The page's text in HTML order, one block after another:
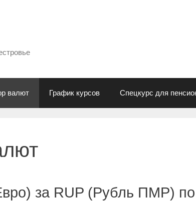
валют График курсов Спецкурс для
за RUP (Рубль ПМР) по